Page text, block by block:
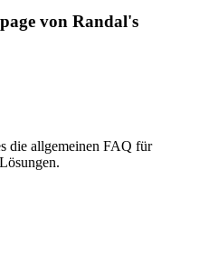
von Randal's
die allgemeinen FAQ für